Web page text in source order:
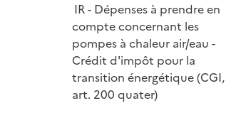
IR - Dépenses à prendre en
compte concernant les
pompes à chaleur air/eau -
Crédit d'impôt pour la
transition énergétique (CGI,
art. 200 quater)